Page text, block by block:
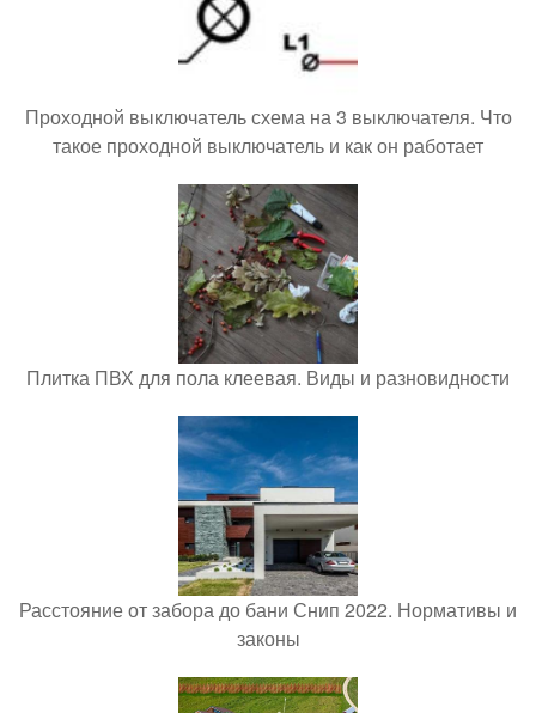
Проходной выключатель схема на 3 выключателя. Что
такое проходной выключатель и как он работает
Плитка ПВХ для пола клеевая. Виды и разновидности
Расстояние от забора до бани Снип 2022. Нормативы и
законы